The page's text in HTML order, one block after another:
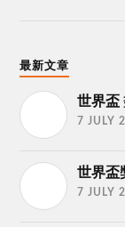
最新文章
世界盃
7 JULY
世界盃
7 JULY